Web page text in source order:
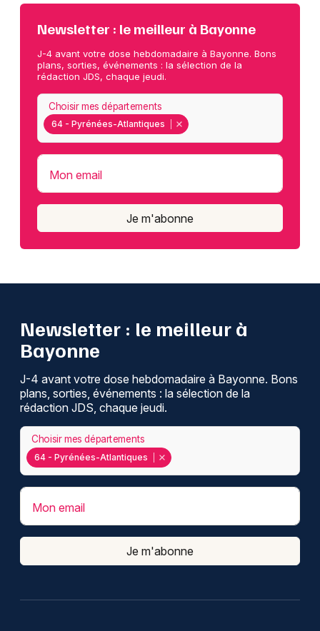
Newsletter : le meilleur à Bayonne
J-4 avant votre dose hebdomadaire à Bayonne. Bons
plans, sorties, événements : la sélection de la
rédaction JDS, chaque jeudi.
64 - Pyrénées-Atlantiques
Choisir mes départements
Mon email
Je m'abonne
Newsletter : le meilleur à
Bayonne
J-4 avant votre dose hebdomadaire à Bayonne. Bons
plans, sorties, événements : la sélection de la
rédaction JDS, chaque jeudi.
64 - Pyrénées-Atlantiques
Choisir mes départements
Mon email
Je m'abonne